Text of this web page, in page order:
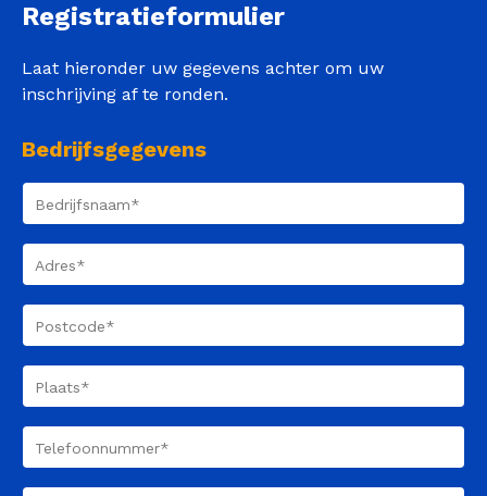
Registratieformulier
Laat hieronder uw gegevens achter om uw
inschrijving af te ronden.
Bedrijfsgegevens
Bedrijfsnaam
Adres
Postcode
Plaats
Telefoonnummer